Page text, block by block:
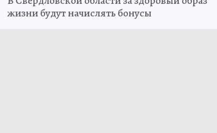
жизни будут начислять бонусы